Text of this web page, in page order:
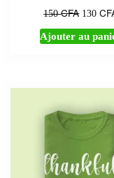
150CFA Le
initial
130
Ajouter au